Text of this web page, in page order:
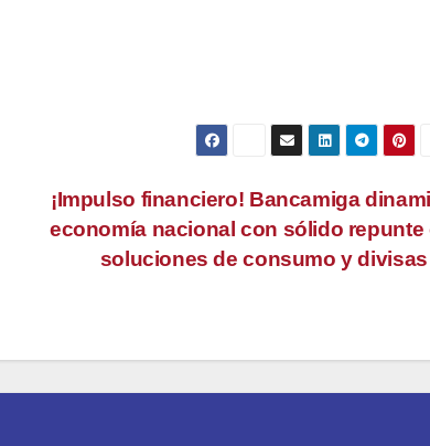
¡Impulso financiero! Bancamiga
economía nacional con sólido repunte
soluciones de consumo y